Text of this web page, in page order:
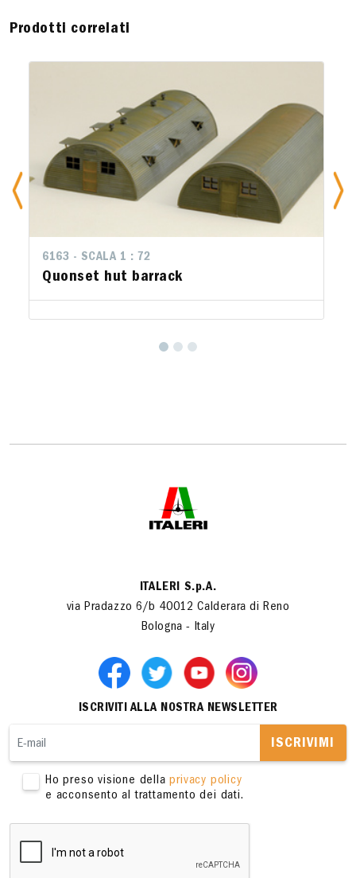
Prodotti correlati
6163 - SCALA 1 : 72
Quonset hut barrack
ITALERI S.p.A.
via Pradazzo 6/b 40012 Calderara di Reno
ISCRIVITI ALLA NOSTRA NEWSLETTER
ISCRIVIMI
Ho preso visione dellaprivacy policy